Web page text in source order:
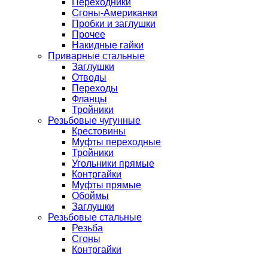
Переходники
Сгоны-Американки
Пробки и заглушки
Прочее
Накидные гайки
Приварные стальные
Заглушки
Отводы
Переходы
Фланцы
Тройники
Резьбовые чугунные
Крестовины
Муфты переходные
Тройники
Угольники прямые
Контргайки
Муфты прямые
Обоймы
Заглушки
Резьбовые стальные
Резьба
Сгоны
Контргайки